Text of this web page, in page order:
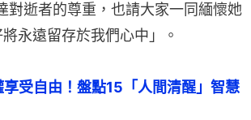
對逝者的尊重，也請大家一同緬懷她
永遠留存於我們心中」。
受自由！盤點15「人間清醒」智慧